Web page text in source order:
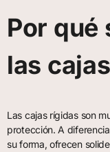
Por qué
las
Las cajas rígidas son
protección. A
su forma, ofrecen